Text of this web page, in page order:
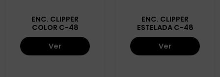
ENC. CLIPPER
COLOR C-48
Ver
ENC. CLIPPER
ESTELADA C-48
Ver